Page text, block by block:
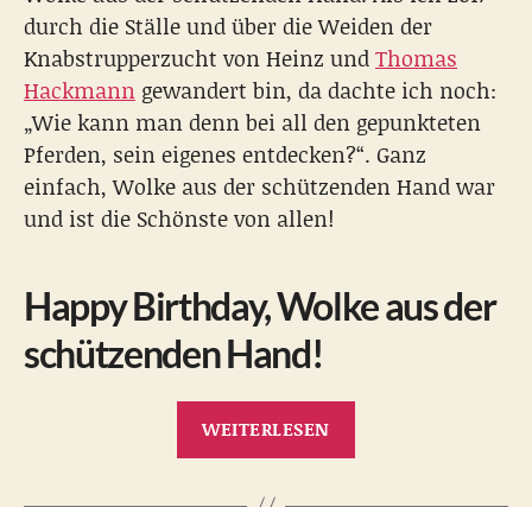
durch die Ställe und über die Weiden der
Knabstrupperzucht von Heinz undThomas
Hackmann gewandert bin, da dachte ich noch:
„Wie kann man denn bei all den gepunkteten
Pferden, sein eigenes entdecken?“. Ganz
einfach, Wolke aus der schützenden Hand war
und ist die Schönste von allen!
Happy Birthday, Wolke aus der
schützenden Hand!
WEITERLESEN